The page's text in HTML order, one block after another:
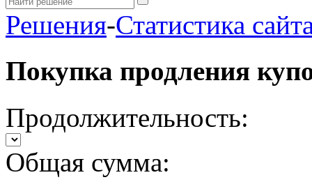
Решения-Статистика
Покупка продления
Продолжительность:
Общая сумма: